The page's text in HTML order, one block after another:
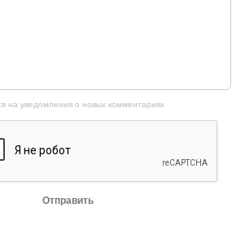
на уведомления о новых комментариях
Отправить